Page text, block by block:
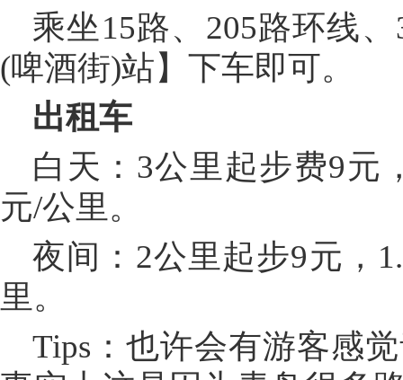
乘坐15路、205路环线
(啤酒街)站】下车即可。
出租车
白天：3公里起步费9元
元/公里。
夜间：2公里起步9元，
里。
Tips：也许会有游客感